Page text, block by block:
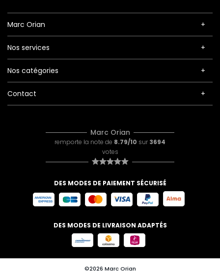
Marc Orian
Nos services
Nos catégories
Contact
Marc Orian
remporte la note de 8.79/10 sur 3694
votes
DES MODES DE PAIEMENT SÉCURISÉ
DES MODES DE LIVRAISON ADAPTÉS
©2026 Marc Orian